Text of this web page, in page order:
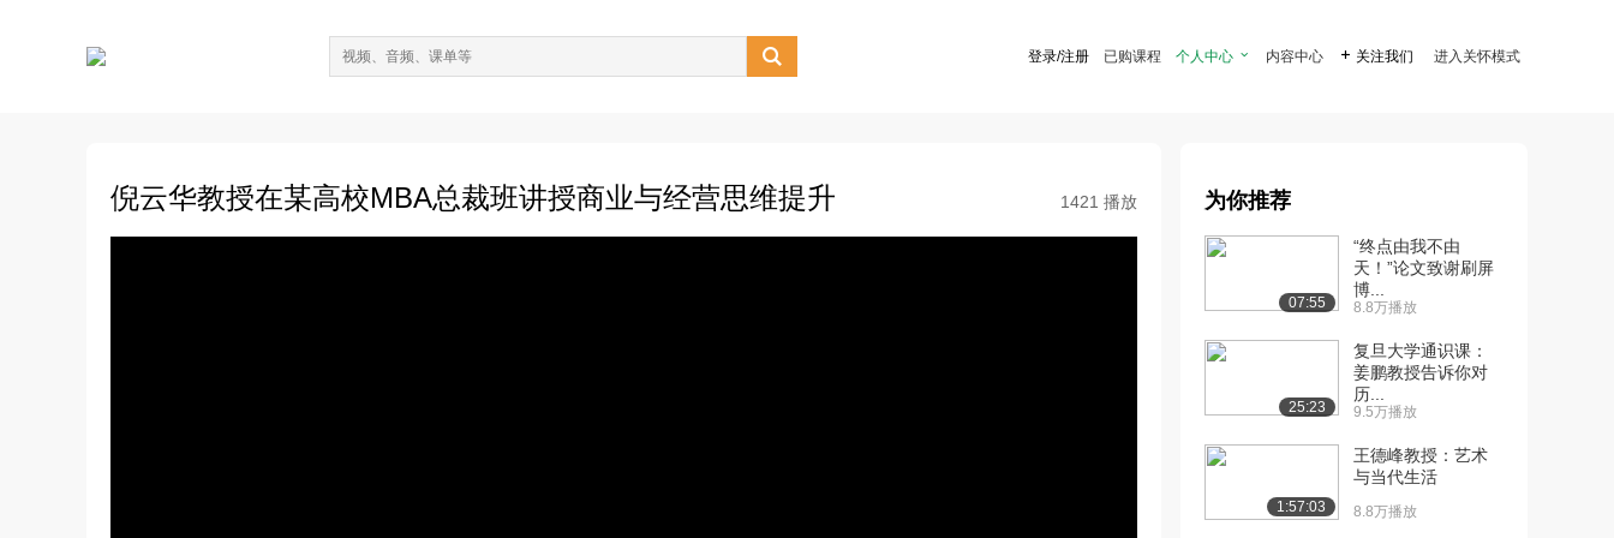
 登录/注册 已购课程 个人中心  内容中心  关注我们 进入关怀模式
倪云华教授在某高校MBA总裁班讲授商业与经营思维提升 1421 播放 为你推荐
07:55
“终点由我不由
天！”论文致谢刷屏
博...
8.8万播放
25:23
复旦大学通识课：
姜鹏教授告诉你对
历...
9.5万播放
1:57:03
王德峰教授：艺术
与当代生活
8.8万播放